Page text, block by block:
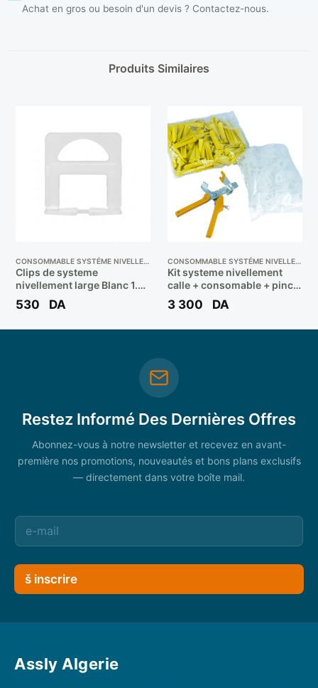
Achat en gros ou besoin d'un devis ? Contactez-nous.
Produits Similaires
CONSOMMABLE SYSTÉME NIVELLEMENT
Clips de systeme
nivellement large Blanc 1.5
mm S/100PCS – C/12 Sache
** TILE LEVELING
530 DA
CONSOMMABLE SYSTÉME NIVELLEMENT
Kit systeme nivellement
calle + consomable + pince
**
3 300 DA
Restez Informé Des Dernières Offres
Abonnez-vous à notre newsletter et recevez en avant-
première nos promotions, nouveautés et bons plans exclusifs
— directement dans votre boîte mail.
š inscrire
Assly Algerie